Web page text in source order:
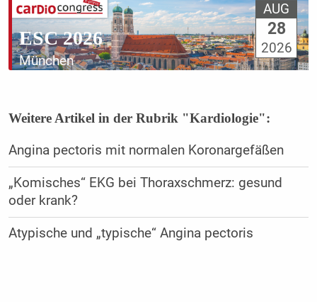
ESC 2026
München
AUG
28
2026
Weitere Artikel in der Rubrik "Kardiologie":
Angina pectoris mit normalen Koronargefäßen
„Komisches“ EKG bei Thoraxschmerz: gesund
oder krank?
Atypische und „typische“ Angina pectoris